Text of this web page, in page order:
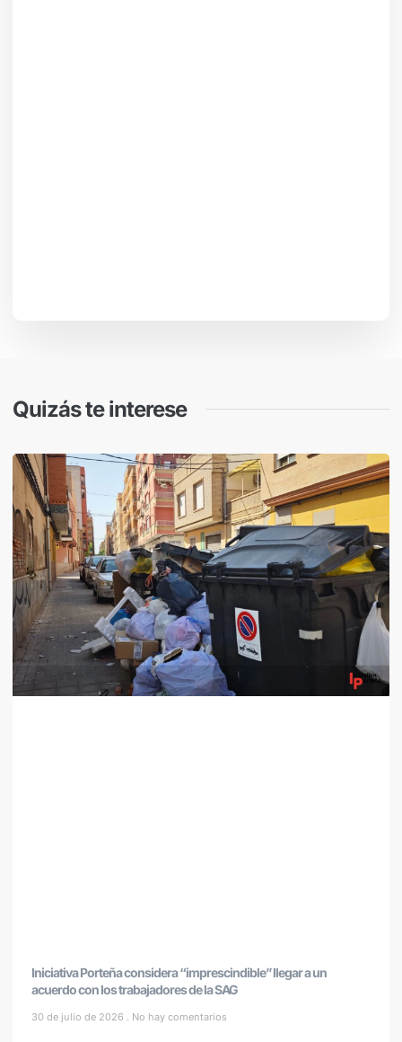
Quizás te interese
Iniciativa Porteña considera “imprescindible” llegar a un
acuerdo con los trabajadores de la SAG
30 de julio de 2026 No hay comentarios